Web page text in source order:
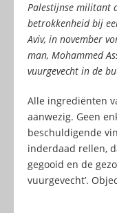
Palestijnse militant
betrokkenheid bij
Aviv, in november
man, Mohammed
vuurgevecht in de
Alle ingrediënten
aanwezig. Geen
beschuldigende
inderdaad rellen,
gegooid en de
vuurgevecht’.